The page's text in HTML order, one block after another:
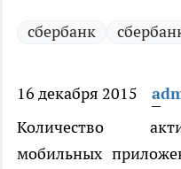
сбербанк
16 декабря 2015
Количество
мобильных